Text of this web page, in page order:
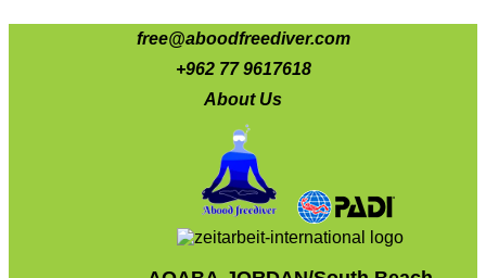
free@aboodfreediver.com
+962 77 9617618
About Us